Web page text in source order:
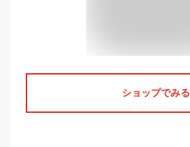
ショップでみる